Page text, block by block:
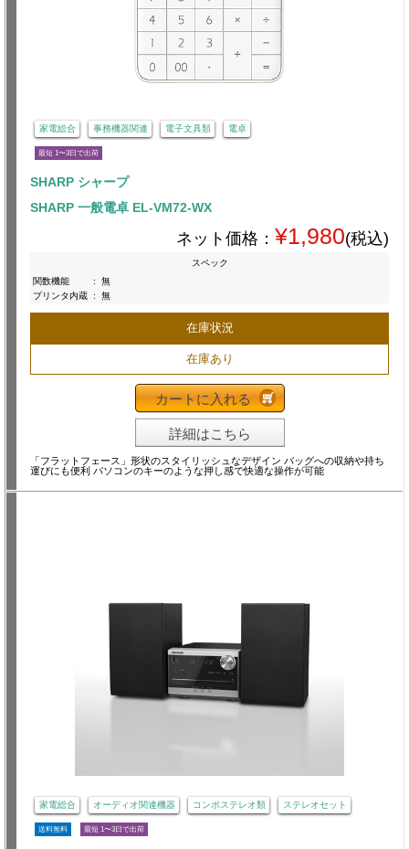
家電総合 事務機器関連 電子文具類 電卓
最短 1〜3日で出荷
SHARP シャープ
SHARP 一般電卓 EL-VM72-WX
ネット価格： ¥1,980(税込)
スペック
関数機能
:
無
プリンタ内蔵 : 無
在庫状況
在庫あり
カートに入れる
詳細はこちら
「フラットフェース」形状のスタイリッシュなデザイン バッグへの収納や持ち
運びにも便利 パソコンのキーのような押し感で快適な操作が可能
家電総合 オーディオ関連機器 コンポステレオ類 ステレオセット
送料無料 最短 1〜3日で出荷